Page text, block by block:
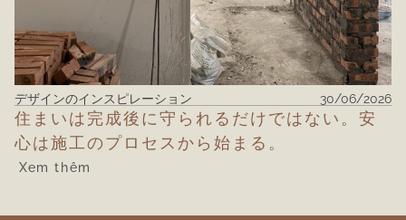
デザインのインスピレーション 30/06/2026
住まいは完成後に守られるだけではない。安
心は施工のプロセスから始まる。
Xem thêm